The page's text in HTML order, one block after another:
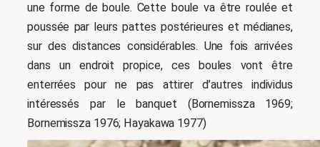
une forme de boule. Cette boule va être roulée et
poussée par leurs pattes postérieures et médianes,
sur des distances considérables. Une fois arrivées
dans un endroit propice, ces boules vont être
enterrées pour ne pas attirer d’autres individus
intéressés par le banquet (Bornemissza 1969;
Bornemissza 1976; Hayakawa 1977)